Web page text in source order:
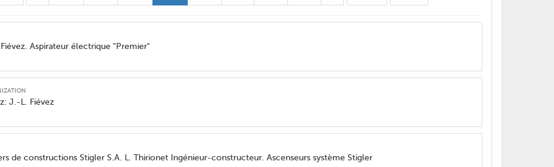
Aspirateur électrique "Premier"
J.-L. Fiévez
de constructions Stigler S.A. L. Thirionet Ingénieur-constructeur. Ascenseurs système Stigler